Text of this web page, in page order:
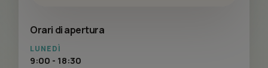
Orari di apertura
LUNEDÌ
9:00 - 18:30